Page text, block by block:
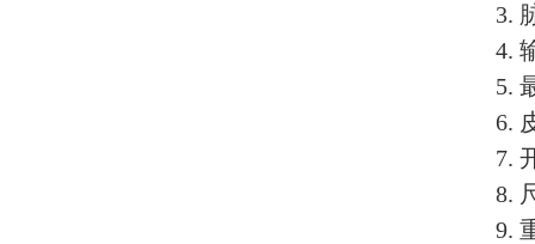
3.
4.
5.
6.
7.
8.
9.